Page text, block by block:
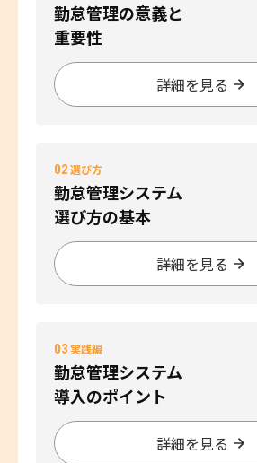
勤怠管理の意義と
重要性
詳細を見る
02選び方
勤怠管理システム
選び方の基本
詳細を見る
03実践編
勤怠管理システム
導入のポイント
詳細を見る